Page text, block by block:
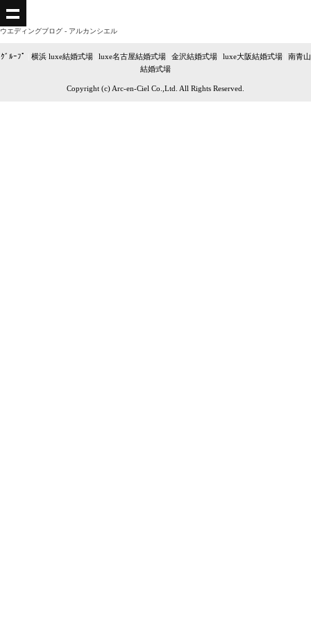
ウエディングブログ - アルカンシエル
ｸﾞﾙｰﾌﾟ 横浜 luxe結婚式場| luxe名古屋結婚式場 金沢結婚式場| luxe大阪結婚式場| 南青山
結婚式場
Copyright (c) Arc-en-Ciel Co.,Ltd. All Rights Reserved.